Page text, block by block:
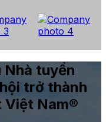
Nhà tuyển
trở thành
Việt Nam®